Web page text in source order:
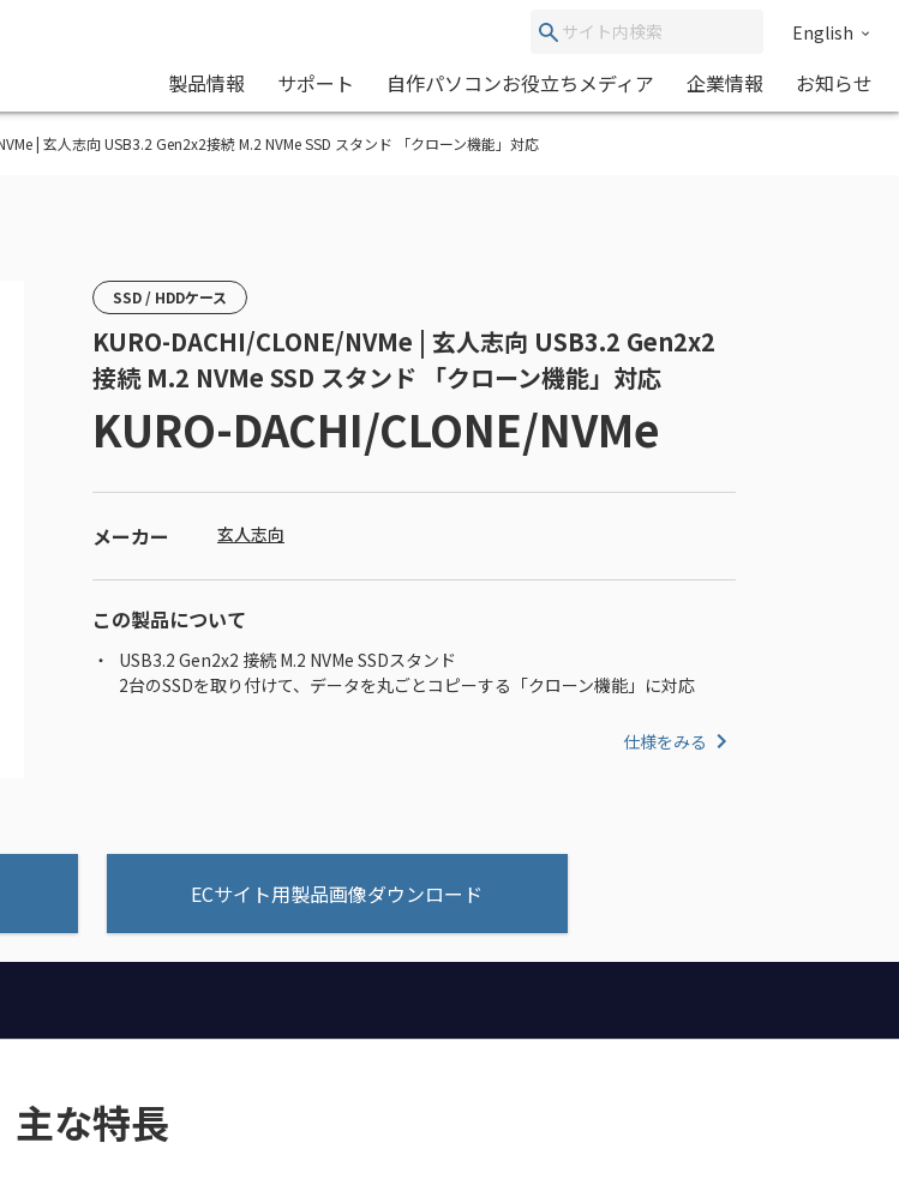
English
製品情報 サポート 自作パソコンお役立ちメディア 企業情報 お知らせ
| 玄人志向 USB3.2 Gen2x2接続 M.2 NVMe SSD スタンド 「クローン機能」対応
SSD / HDDケース
KURO-DACHI/CLONE/NVMe | 玄人志向 USB3.2 Gen2x2
接続 M.2 NVMe SSD スタンド 「クローン機能」対応
KURO-DACHI/CLONE/NVMe
メーカー 玄人志向
この製品について
USB3.2 Gen2x2 接続 M.2 NVMe SSDスタンド
2台のSSDを取り付けて、データを丸ごとコピーする「クローン機能」に対応
仕様をみる
ECサイト用製品画像ダウンロード
主な特長